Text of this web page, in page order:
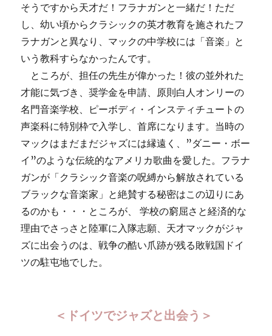
そうですから天才だ！フラナガンと一緒だ！ただ
し、幼い頃からクラシックの英才教育を施されたフ
ラナガンと異なり、マックの中学校には「音楽」と
いう教科すらなかったんです。
ところが、担任の先生が偉かった！彼の並外れた
才能に気づき、奨学金を申請、原則白人オンリーの
名門音楽学校、ピーボディ・インスティチュートの
声楽科に特別枠で入学し、首席になります。当時の
マックはまだまだジャズには縁遠く、”ダニー・ボー
イ”のような伝統的なアメリカ歌曲を愛した。フラナ
ガンが「クラシック音楽の呪縛から解放されている
ブラックな音楽家」と絶賛する秘密はこの辺りにあ
るのかも・・・ところが、 学校の窮屈さと経済的な
理由でさっさと陸軍に入隊志願、天才マックがジャ
ズに出会うのは、戦争の酷い爪跡が残る敗戦国ドイ
ツの駐屯地でした。
＜ドイツでジャズと出会う＞